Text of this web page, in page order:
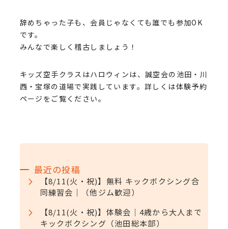
辞めちゃった子も、会員じゃなくても誰でも参加OK
です。
みんなで楽しく稽古しましょう！
キッズ空手クラスはハロウィンは、誠空会の池田・川
西・宝塚の道場で実践しています。詳しくは体験予約
ページをご覧ください。
最近の投稿
【8/11(火・祝)】無料 キックボクシング合
同練習会｜（他ジム歓迎）
【8/11(火・祝)】体験会｜4歳から大人まで
キックボクシング（池田総本部）